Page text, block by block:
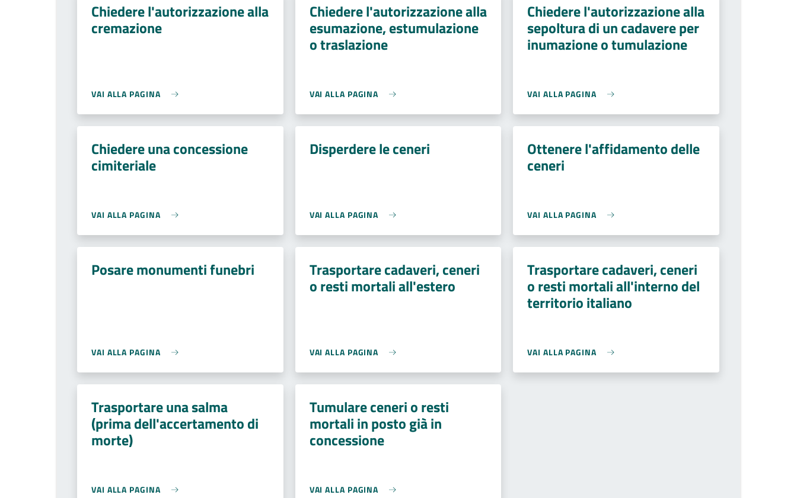
Chiedere l'autorizzazione alla
cremazione
VAI ALLA PAGINA
Chiedere l'autorizzazione alla
esumazione, estumulazione
o traslazione
VAI ALLA PAGINA
Chiedere l'autorizzazione alla
sepoltura di un cadavere per
inumazione o tumulazione
VAI ALLA PAGINA
Chiedere una concessione
cimiteriale
VAI ALLA PAGINA
Disperdere le ceneri
VAI ALLA PAGINA
Ottenere l'affidamento delle
ceneri
VAI ALLA PAGINA
Posare monumenti funebri
VAI ALLA PAGINA
Trasportare cadaveri, ceneri
o resti mortali all'estero
VAI ALLA PAGINA
Trasportare cadaveri, ceneri
o resti mortali all'interno del
territorio italiano
VAI ALLA PAGINA
Trasportare una salma
(prima dell'accertamento di
morte)
VAI ALLA PAGINA
Tumulare ceneri o resti
mortali in posto già in
concessione
VAI ALLA PAGINA